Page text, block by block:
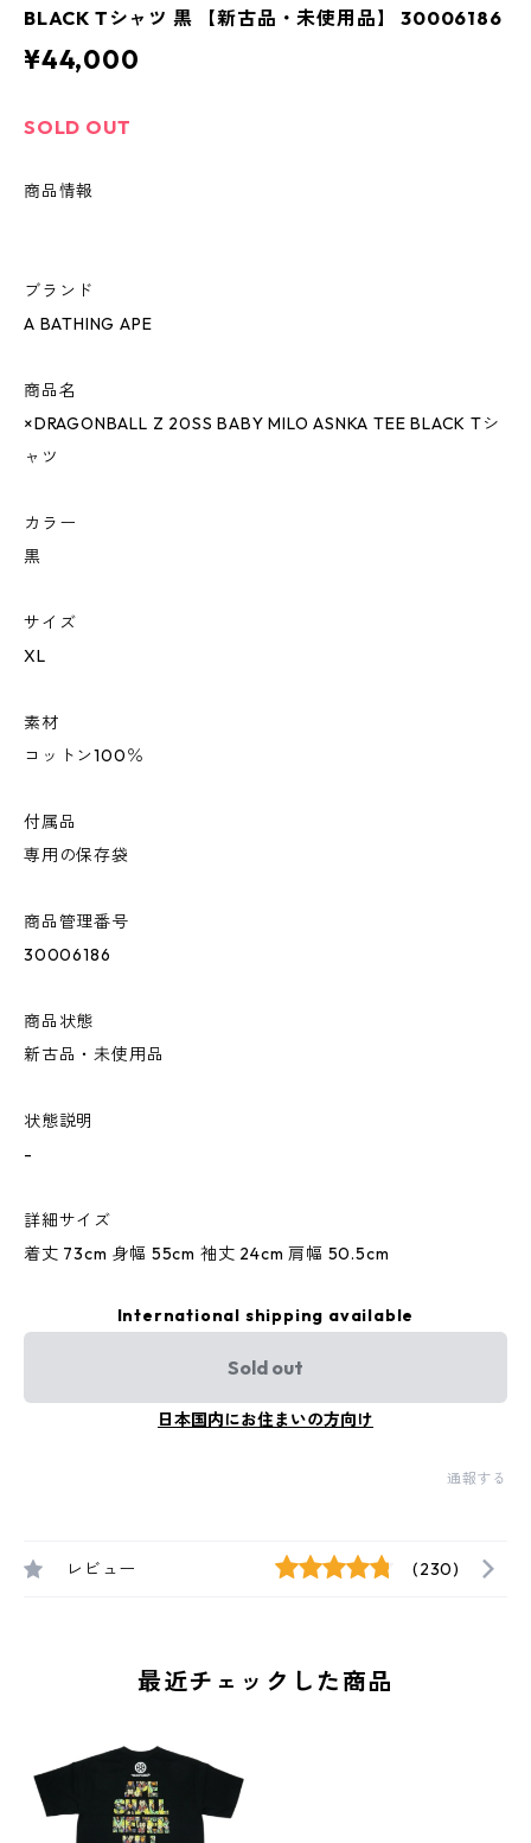
BLACK Tシャツ 黒 【新古品・未使用品】 30006186
¥44,000
SOLD OUT
商品情報
ブランド
A BATHING APE
商品名
×DRAGONBALL Z 20SS BABY MILO ASNKA TEE BLACK Tシ
ャツ
カラー
黒
サイズ
XL
素材
コットン100％
付属品
専用の保存袋
商品管理番号
30006186
商品状態
新古品・未使用品
状態説明
-
詳細サイズ
着丈 73cm 身幅 55cm 袖丈 24cm 肩幅 50.5cm
International shipping available
Sold out
日本国内にお住まいの方向け
通報する
レビュー (230)
最近チェックした商品